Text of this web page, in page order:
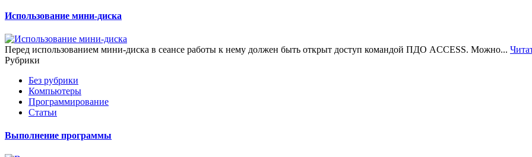
Использование мини-диска
Перед использованием мини-диска в сеансе работы к нему должен быть открыт доступ командой ПДО ACCESS. Можно...
Рубрики
Без рубрики
Компьютеры
Программирование
Статьи
Выполнение программы